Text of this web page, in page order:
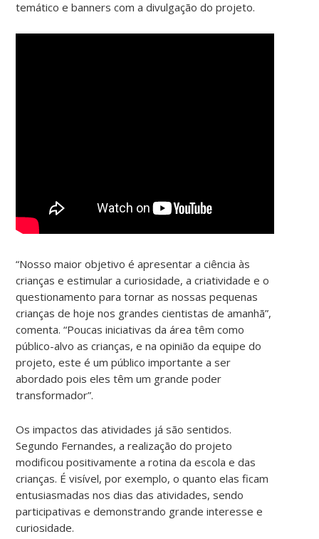
temático e banners com a divulgação do projeto.
“Nosso maior objetivo é apresentar a ciência às
crianças e estimular a curiosidade, a criatividade e o
questionamento para tornar as nossas pequenas
crianças de hoje nos grandes cientistas de amanhã”,
comenta. “Poucas iniciativas da área têm como
público-alvo as crianças, e na opinião da equipe do
projeto, este é um público importante a ser
abordado pois eles têm um grande poder
transformador”.
Os impactos das atividades já são sentidos.
Segundo Fernandes, a realização do projeto
modificou positivamente a rotina da escola e das
crianças. É visível, por exemplo, o quanto elas ficam
entusiasmadas nos dias das atividades, sendo
participativas e demonstrando grande interesse e
curiosidade.